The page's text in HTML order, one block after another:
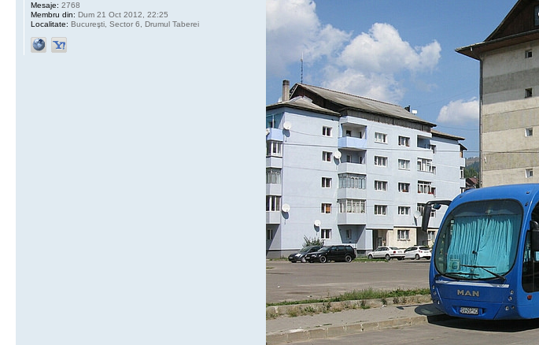
Mesaje: 2768
Membru din: Dum 21 Oct 2012, 22:25
Localitate: Bucureşti, Sector 6, Drumul Taberei